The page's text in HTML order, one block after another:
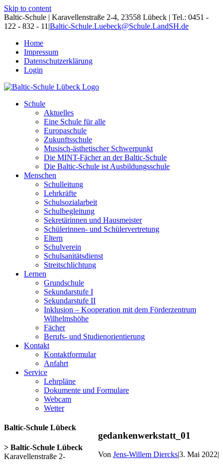
Skip to content
Baltic-Schule | Karavellenstraße 2-4, 23558 Lübeck | Tel.: 0451 -
122 - 832 - 11 |Baltic-Schule.Luebeck@Schule.LandSH.de
Home
Impressum
Datenschutzerklärung
Login
Schule
Aktuelles
Eine Schule für alle
Europaschule
Zukunftsschule
Musisch-ästhetischer Schwerpunkt
Die MINT-Fächer an der Baltic-Schule
Die Baltic-Schule ist Ausbildungsschule
Menschen
Schulleitung
Lehrkräfte
Schulsozialarbeit
Schulbegleitung
Sekretärinnen und Hausmeister
Schülerinnen- und Schülervertretung
Eltern
Schulverein
Schulsanitätsdienst
Streitschlichtung
Lernen
Grundschule
Sekundarstufe I
Sekundarstufe II
Inklusion – Kooperation mit dem Förderzentrum
Wilhelmshöhe
Fächer
Berufs- und Studienorientierung
Kontakt
Kontaktformular
Anfahrt
Service
Lehrpläne
Dokumente und Formulare
Webcam
Wetter
gedankenwerkstatt_01
Von Jens-Willem Diercks|3. Mai 2022|
Baltic-Schule Lübeck
> Baltic-Schule Lübeck
Karavellenstraße 2-